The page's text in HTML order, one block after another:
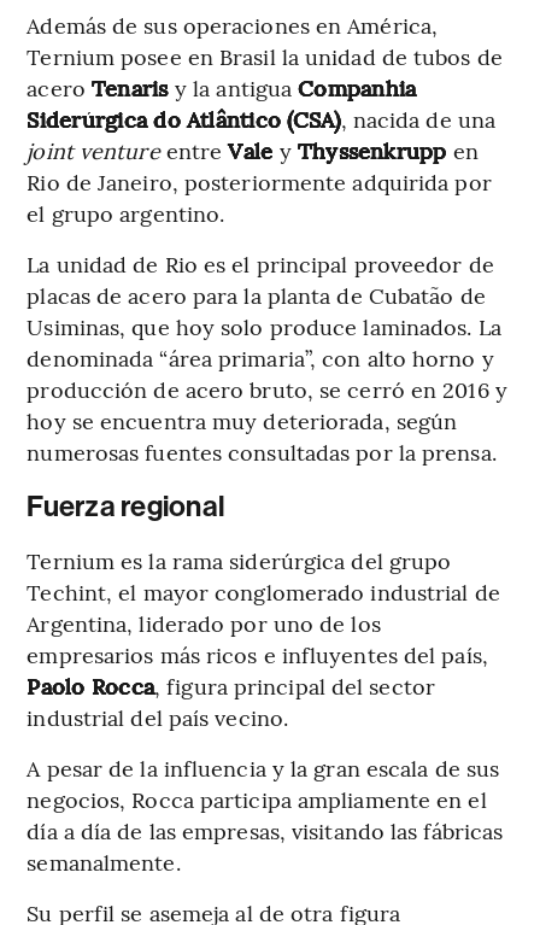
Además de sus operaciones en América,
Ternium posee en Brasil la unidad de tubos de
acero Tenaris y la antiguaCompanhia
Siderúrgica do Atlântico (CSA), nacida de una
joint ventureentreVale y Thyssenkrupp en
Rio de Janeiro, posteriormente adquirida por
el grupo argentino.
La unidad de Rio es el principal proveedor de
placas de acero para la planta de Cubatão de
Usiminas, que hoy solo produce laminados. La
denominada “área primaria”, con alto horno y
producción de acero bruto, se cerró en 2016 y
hoy se encuentra muy deteriorada, según
numerosas fuentes consultadas por la prensa.
Fuerza regional
Ternium es la rama siderúrgica del grupo
Techint, el mayor conglomerado industrial de
Argentina, liderado por uno de los
empresarios más ricos e influyentes del país,
Paolo Rocca, figura principal del sector
industrial del país vecino.
A pesar de la influencia y la gran escala de sus
negocios, Rocca participa ampliamente en el
día a día de las empresas, visitando las fábricas
semanalmente.
Su perfil se asemeja al de otra figura